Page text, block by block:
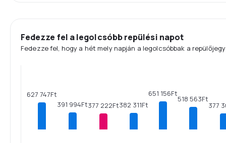
Fedezze fel a legolcsóbb repülési napot
Fedezze fel, hogy a hét mely napján a legolcsóbbak a
627 747Ft
391 994Ft377 222Ft382 311Ft
651 156Ft
518 563Ft
377